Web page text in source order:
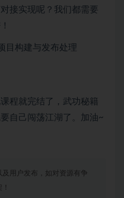
接实现呢？我们都需要
目构建与发布处理
程就完结了，武功秘籍
自己闯荡江湖了。加油~
用户发布，如对资源有争